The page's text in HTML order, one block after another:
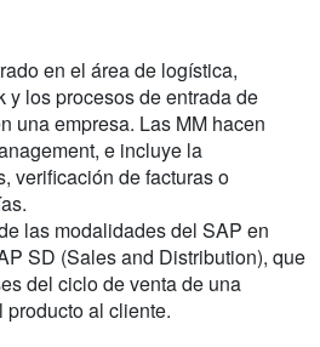
en el área de logística,
y los procesos de entrada de
una empresa. Las MM hacen
e incluye la
verificación de facturas o
las modalidades del SAP en
SD (Sales and Distribution), que
del ciclo de venta de una
al cliente.